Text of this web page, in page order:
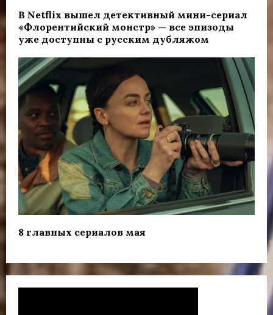
В Netflix вышел детективный мини-сериал
«Флорентийский монстр» — все эпизоды
уже доступны с русским дубляжом
8 главных сериалов мая